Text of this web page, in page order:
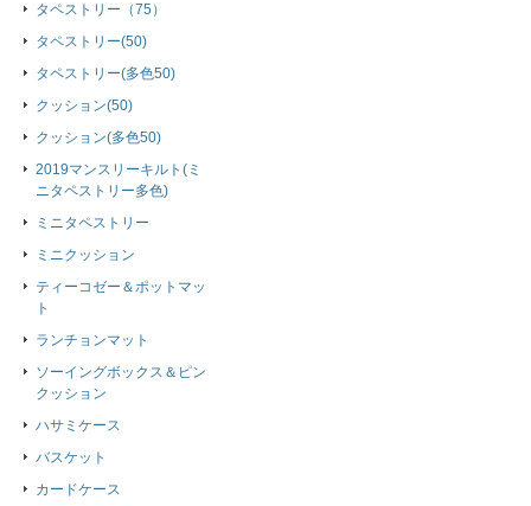
タペストリー（75）
タペストリー(50)
タペストリー(多色50)
クッション(50)
クッション(多色50)
2019マンスリーキルト(ミ
ニタペストリー多色)
ミニタペストリー
ミニクッション
ティーコゼー＆ポットマッ
ト
ランチョンマット
ソーイングボックス＆ピン
クッション
ハサミケース
バスケット
カードケース